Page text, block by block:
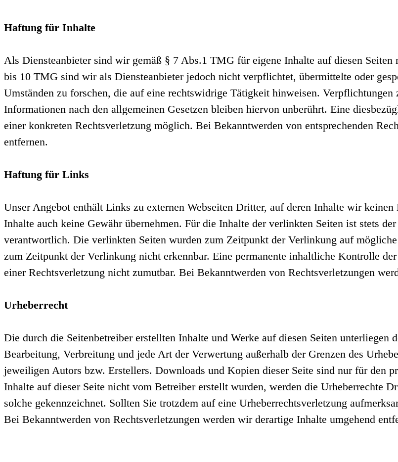
Haftung für Inhalte
Als Diensteanbieter sind wir gemäß § 7 Abs.1 TMG für eigene Inhalte auf diesen
bis 10 TMG sind wir als Diensteanbieter jedoch nicht verpflichtet, übermittelte oder
Umständen zu forschen, die auf eine rechtswidrige Tätigkeit hinweisen.
Informationen nach den allgemeinen Gesetzen bleiben hiervon unberührt. Eine
einer konkreten Rechtsverletzung möglich. Bei Bekanntwerden von entsprechenden
entfernen.
Haftung für Links
Unser Angebot enthält Links zu externen Webseiten Dritter, auf deren Inhalte wir
Inhalte auch keine Gewähr übernehmen. Für die Inhalte der verlinkten Seiten ist stets
verantwortlich. Die verlinkten Seiten wurden zum Zeitpunkt der Verlinkung auf
zum Zeitpunkt der Verlinkung nicht erkennbar. Eine permanente inhaltliche Kontrolle
einer Rechtsverletzung nicht zumutbar. Bei Bekanntwerden von Rechtsverletzungen
Urheberrecht
Die durch die Seitenbetreiber erstellten Inhalte und Werke auf diesen Seiten unterliegen
Bearbeitung, Verbreitung und jede Art der Verwertung außerhalb der Grenzen des
jeweiligen Autors bzw. Erstellers. Downloads und Kopien dieser Seite sind nur für den
Inhalte auf dieser Seite nicht vom Betreiber erstellt wurden, werden die Urheberrechte
solche gekennzeichnet. Sollten Sie trotzdem auf eine Urheberrechtsverletzung
Bei Bekanntwerden von Rechtsverletzungen werden wir derartige Inhalte umgehend